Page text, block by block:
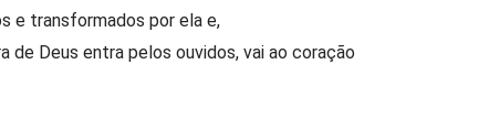
e transformados por ela e,
de Deus entra pelos ouvidos, vai ao coração